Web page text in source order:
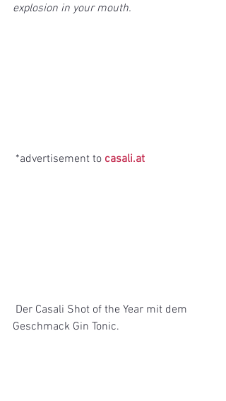
explosion in your mouth.
*advertisement to casali.at
Geschmack Gin Tonic.